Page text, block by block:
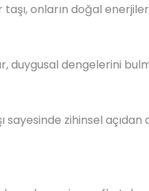
onların doğal
dengelerini
zihinsel